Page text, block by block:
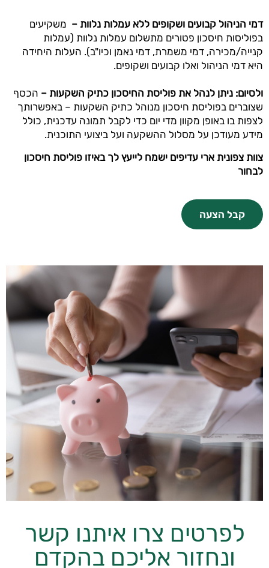
דמי הניהול קבועים ושקופים ללא עמלות נלוות – משקיעים
בפוליסות חיסכון פטורים מתשלום עמלות נלוות (עמלות
קנייה/מכירה, דמי משמרת, דמי נאמן וכיו"ב). העלות היחידה
היא דמי הניהול ואלו קבועים ושקופים.
ולסיום: ניתן לנהל את פוליסת החיסכון כתיק השקעות – הכסף
שצוברים בפוליסת חיסכון מנוהל כתיק השקעות – באפשרותך
לצפות בו באופן מקוון מדי יום כדי לקבל תמונה עדכנית, כולל
מידע מעודכן על מסלול ההשקעה ועל ביצועי התוכנית.
צוות צפונית ארי עדיפים ישמח לייעץ לך באיזו פוליסת חיסכון
לבחור
קבל הצעה
לפרטים צרו איתנו קשר
ונחזור אליכם בהקדם